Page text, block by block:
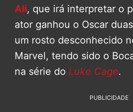
Ali, que irá interpretar o
ator ganhou o Oscar
um rosto desconhecido
Marvel, tendo sido o
na série do Luke Cage.
PUBLICIDADE